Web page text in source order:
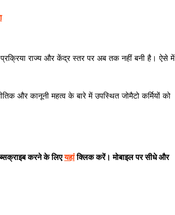
प्रक्रिया राज्य और केंद्र स्तर पर अब तक नहीं बनी है। ऐसे में
और कानूनी महत्व के बारे में उपस्थित जोमैटो कर्मियों को
करने के लिएयहां क्लिक करें। मोबाइल पर सीधे और